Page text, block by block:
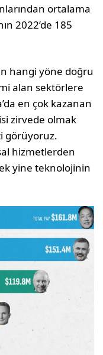
ortalama
2022’de 185
hangi yöne doğru
alan sektörlere
en çok kazanan
zirvede olmak
görüyoruz.
hizmetlerden
yine teknolojinin